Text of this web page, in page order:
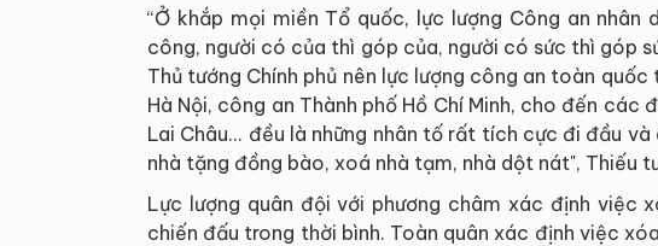
“Ở khắp mọi miền Tổ quốc, lực lượng Công an
công, người có của thì góp của, người có sức thì góp
Thủ tướng Chính phủ nên lực lượng công an toàn
Hà Nội, công an Thành phố Hồ Chí Minh, cho đến các
Lai Châu... đều là những nhân tố rất tích cực đi đầu
nhà tặng đồng bào, xoá nhà tạm, nhà dột nát", Thiếu
Lực lượng quân đội với phương châm xác định việc
chiến đấu trong thời bình. Toàn quân xác định việc